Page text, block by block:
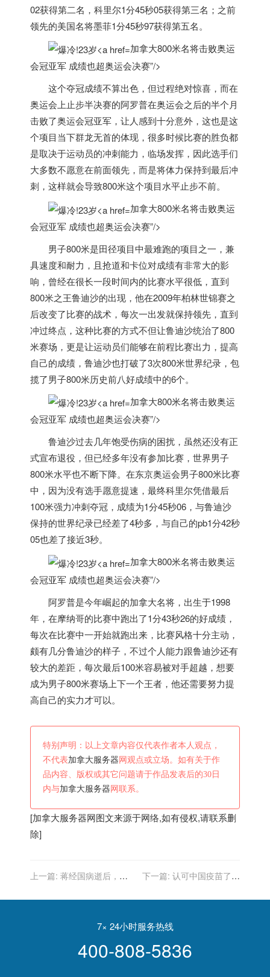
02获得第二名，科里尔1分45秒05获得第三名；之前
领先的美国名将墨菲1分45秒97获得第五名。
加拿大800米名将击败奥运
会冠亚军 成绩也超奥运会决赛”/>
这个夺冠成绩不算出色，但过程绝对惊喜，而在
奥运会上止步半决赛的阿罗普在奥运会之后的半个月
击败了奥运会冠亚军，让人感到十分意外，这也是这
个项目当下群龙无首的体现，很多时候比赛的胜负都
是取决于运动员的冲刺能力，临场发挥，因此选手们
大多数不愿意在前面领先，而是将体力保持到最后冲
刺，这样就会导致800米这个项目水平止步不前。
加拿大800米名将击败奥运
会冠亚军 成绩也超奥运会决赛”/>
男子800米是田径项目中最难跑的项目之一，兼
具速度和耐力，且抢道和卡位对成绩有非常大的影
响，曾经在很长一段时间内的比赛水平很低，直到
800米之王鲁迪沙的出现，他在2009年柏林世锦赛之
后改变了比赛的战术，每次一出发就保持领先，直到
冲过终点，这种比赛的方式不但让鲁迪沙统治了800
米赛场，更是让运动员们能够在前程比赛出力，提高
自己的成绩，鲁迪沙也打破了3次800米世界纪录，包
揽了男子800米历史前八好成绩中的6个。
加拿大800米名将击败奥运
会冠亚军 成绩也超奥运会决赛”/>
鲁迪沙过去几年饱受伤病的困扰，虽然还没有正
式宣布退役，但已经多年没有参加比赛，世界男子
800米水平也不断下降。在东京奥运会男子800米比赛
中，因为没有选手愿意提速，最终科里尔凭借最后
100米强力冲刺夺冠，成绩为1分45秒06，与鲁迪沙
保持的世界纪录已经差了4秒多，与自己的pb1分42秒
05也差了接近3秒。
加拿大800米名将击败奥运
会冠亚军 成绩也超奥运会决赛”/>
阿罗普是今年崛起的加拿大名将，出生于1998
年，在摩纳哥的比赛中跑出了1分43秒26的好成绩，
每次在比赛中一开始就跑出来，比赛风格十分主动，
颇有几分鲁迪沙的样子，不过个人能力跟鲁迪沙还有
较大的差距，每次最后100米容易被对手超越，想要
成为男子800米赛场上下一个王者，他还需要努力提
高自己的实力才可以。
特别声明：以上文章内容仅代表作者本人观点，
不代表加拿大服务器 网观点或立场。如有关于作
品内容、版权或其它问题请于作品发表后的30日
内与加拿大服务器 网联系。
[加拿大服务器网图文来源于网络,如有侵权,请联系删
除]
上一篇: 蒋经国病逝后，儿
其为何，他说出了实话
下一篇: 认可中国疫苗了？
苗最新政策
7× 24小时服务热线
400-808-5836